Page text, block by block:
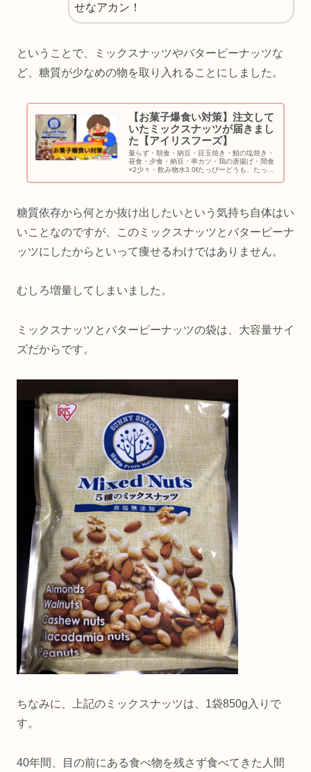
せなアカン！
ということで、ミックスナッツやバターピーナッツな
ど、糖質が少なめの物を取り入れることにしました。
【お菓子爆食い対策】注文して
いたミックスナッツが届きまし
た【アイリスフーズ】
量らず・朝食・納豆・目玉焼き・鯖の塩焼き・
昼食・夕食・納豆・串カツ・鶏の唐揚げ・間食
×2少々・飲み物水3.0ℓたっぴーどうも、たっぴ
糖質依存から何とか抜け出したいという気持ち自体はい
いことなのですが、このミックスナッツとバターピーナ
ッツにしたからといって痩せるわけではありません。
むしろ増量してしまいました。
ミックスナッツとバターピーナッツの袋は、大容量サイ
ズだからです。
ちなみに、上記のミックスナッツは、1袋850g入りで
す。
40年間、目の前にある食べ物を残さず食べてきた人間